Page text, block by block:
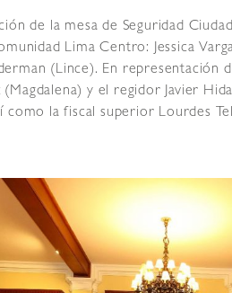
de la mesa de Seguridad
Lima Centro: Jessica
(Lince). En representación
y el regidor Javier
como la fiscal superior Lourdes